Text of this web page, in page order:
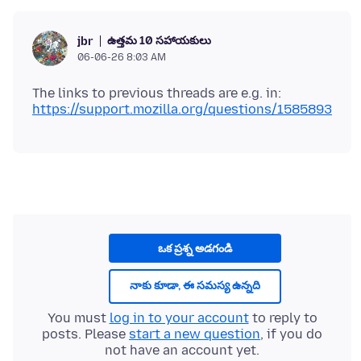
jbr ఉత్తమ 10 సహాయకులు
06-06-26 8:03 AM
The links to previous threads are e.g. in:
https://support.mozilla.org/questions/1585893
ఒక ప్రశ్న అడగండి
నాకు కూడా, ఈ సమస్య ఉన్నది
You must log in to your accountto reply to
posts. Please start a new question, if you do
not have an account yet.